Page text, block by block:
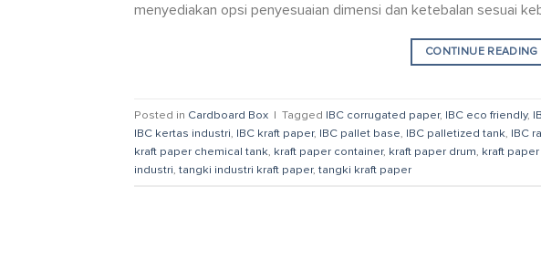
menyediakan opsi penyesuaian dimensi dan ketebalan sesuai
CONTINUE READING
Posted in Cardboard Box | Tagged IBC corrugated paper, IBC eco friendly,
IBC kertas industri, IBC kraft paper, IBC pallet base, IBC palletized tank, IBC
kraft paper chemical tank, kraft paper container, kraft paper drum, kraft
industri, tangki industri kraft paper, tangki kraft paper